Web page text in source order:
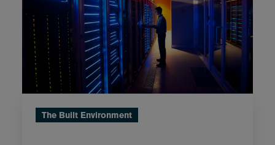
The Built Environment